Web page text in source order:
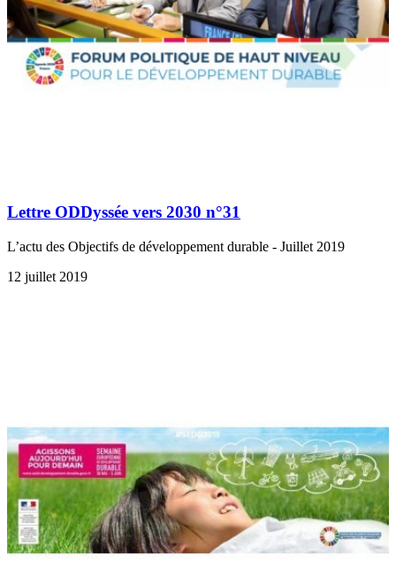
Lettre ODDyssée vers 2030 n°31
L’actu des Objectifs de développement durable - Juillet 2019
12 juillet 2019